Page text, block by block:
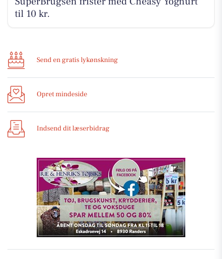
til 10 kr.
Send en gratis lykønskning
Opret mindeside
Indsend dit læserbidrag